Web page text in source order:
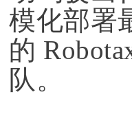
模化部署
的
队。